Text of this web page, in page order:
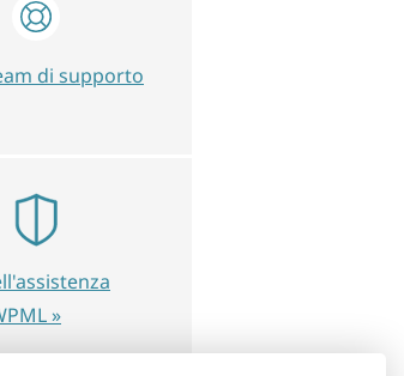
di supporto
»